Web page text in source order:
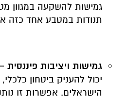
גמישות להשקעה במגוון
תנודות במטבע אחד כזה
גמישות ויציבות פיננסית
יכול להעניק ביטחון
הישראלים. אפשרות זו